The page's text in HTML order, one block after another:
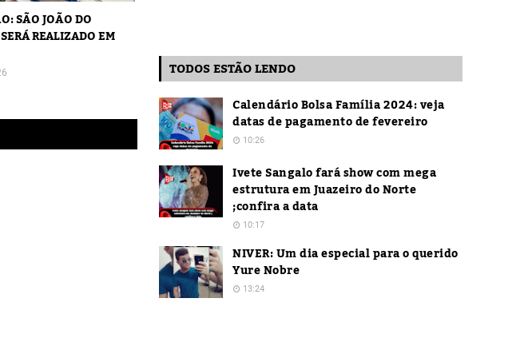
SÃO JOÃO DO
REALIZADO EM
TODOS ESTÃO LENDO
Calendário Bolsa Família 2024: veja
datas de pagamento de fevereiro
10:26
Ivete Sangalo fará show com mega
estrutura em Juazeiro do Norte
;confira a data
10:17
NIVER: Um dia especial para o querido
Yure Nobre
13:24